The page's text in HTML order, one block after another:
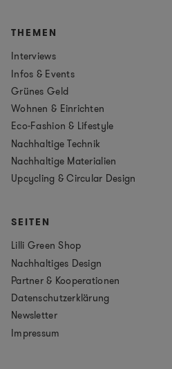
THEMEN
Interviews
Infos & Events
Grünes Geld
Wohnen & Einrichten
Eco-Fashion & Lifestyle
Nachhaltige Technik
Nachhaltige Materialien
Upcycling & Circular Design
SEITEN
Lilli Green Shop
Nachhaltiges Design
Partner & Kooperationen
Datenschutzerklärung
Newsletter
Impressum